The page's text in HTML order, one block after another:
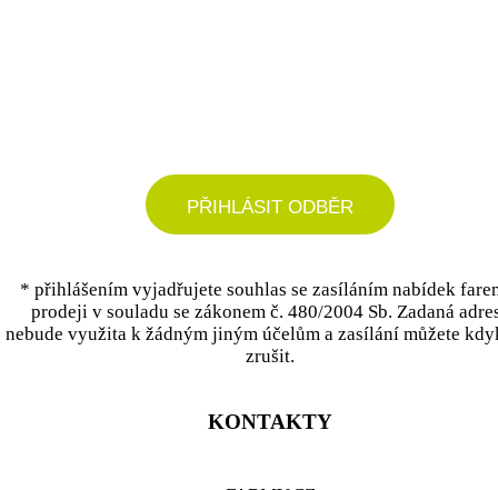
PŘIHLÁSIT ODBĚR
* přihlášením vyjadřujete souhlas se zasíláním nabídek
prodeji v souladu se zákonem č. 480/2004 Sb. Zadaná
nebude využita k žádným jiným účelům a zasílání můžete
zrušit.
KONTAKTY